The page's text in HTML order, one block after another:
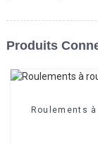
Produits
Roulements